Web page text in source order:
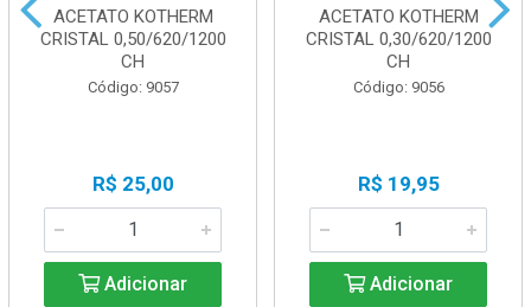
ACETATO KOTHERM
CRISTAL 0,50/620/1200
CH
Código: 9057
R$ 25,00
Adicionar
ACETATO KOTHERM
CRISTAL 0,30/620/1200
CH
Código: 9056
R$ 19,95
Adicionar